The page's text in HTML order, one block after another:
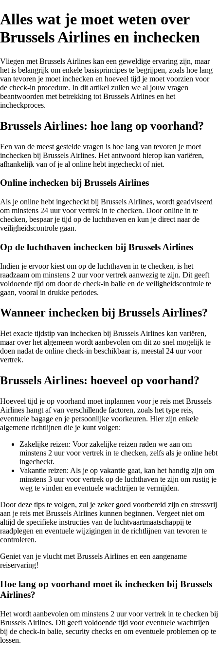
Alles wat je moet weten over
Brussels Airlines en inchecken
Vliegen met Brussels Airlines kan een geweldige ervaring zijn, maar
het is belangrijk om enkele basisprincipes te begrijpen, zoals hoe lang
van tevoren je moet inchecken en hoeveel tijd je moet voorzien voor
de check-in procedure. In dit artikel zullen we al jouw vragen
beantwoorden met betrekking tot Brussels Airlines en het
incheckproces.
Brussels Airlines: hoe lang op voorhand?
Een van de meest gestelde vragen is hoe lang van tevoren je moet
inchecken bij Brussels Airlines. Het antwoord hierop kan variëren,
afhankelijk van of je al online hebt ingecheckt of niet.
Online inchecken bij Brussels Airlines
Als je online hebt ingecheckt bij Brussels Airlines, wordt geadviseerd
om minstens 24 uur voor vertrek in te checken. Door online in te
checken, bespaar je tijd op de luchthaven en kun je direct naar de
veiligheidscontrole gaan.
Op de luchthaven inchecken bij Brussels Airlines
Indien je ervoor kiest om op de luchthaven in te checken, is het
raadzaam om minstens 2 uur voor vertrek aanwezig te zijn. Dit geeft
voldoende tijd om door de check-in balie en de veiligheidscontrole te
gaan, vooral in drukke periodes.
Wanneer inchecken bij Brussels Airlines?
Het exacte tijdstip van inchecken bij Brussels Airlines kan variëren,
maar over het algemeen wordt aanbevolen om dit zo snel mogelijk te
doen nadat de online check-in beschikbaar is, meestal 24 uur voor
vertrek.
Brussels Airlines: hoeveel op voorhand?
Hoeveel tijd je op voorhand moet inplannen voor je reis met Brussels
Airlines hangt af van verschillende factoren, zoals het type reis,
eventuele bagage en je persoonlijke voorkeuren. Hier zijn enkele
algemene richtlijnen die je kunt volgen:
Zakelijke reizen: Voor zakelijke reizen raden we aan om
minstens 2 uur voor vertrek in te checken, zelfs als je online hebt
ingecheckt.
Vakantie reizen: Als je op vakantie gaat, kan het handig zijn om
minstens 3 uur voor vertrek op de luchthaven te zijn om rustig je
weg te vinden en eventuele wachtrijen te vermijden.
Door deze tips te volgen, zul je zeker goed voorbereid zijn en stressvrij
aan je reis met Brussels Airlines kunnen beginnen. Vergeet niet om
altijd de specifieke instructies van de luchtvaartmaatschappij te
raadplegen en eventuele wijzigingen in de richtlijnen van tevoren te
controleren.
Geniet van je vlucht met Brussels Airlines en een aangename
reiservaring!
Hoe lang op voorhand moet ik inchecken bij Brussels
Airlines?
Het wordt aanbevolen om minstens 2 uur voor vertrek in te checken bij
Brussels Airlines. Dit geeft voldoende tijd voor eventuele wachtrijen
bij de check-in balie, security checks en om eventuele problemen op te
lossen.